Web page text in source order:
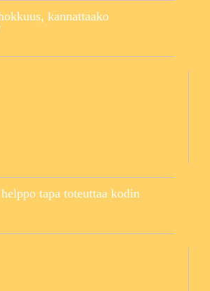
kannattaako
tapa toteuttaa kodin